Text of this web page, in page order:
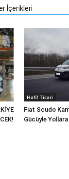
İçerikleri
Hafif Ticari
Fiat Scudo
Gücüyle Yollara